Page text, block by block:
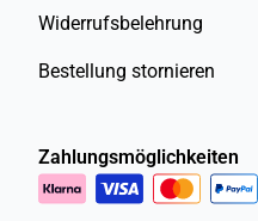
Widerrufsbelehrung
Bestellung stornieren
Zahlungsmöglichkeiten